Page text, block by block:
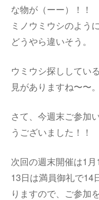
な物が（ーー）！！
ミノウミウシのよう
どうやら違いそう。
ウミウシ探ししてい
見がありますね〜〜。
さて、今週末ご参加
うございました！！
次回の週末開催は1月
13日は満員御礼で14
りますので、ご参加